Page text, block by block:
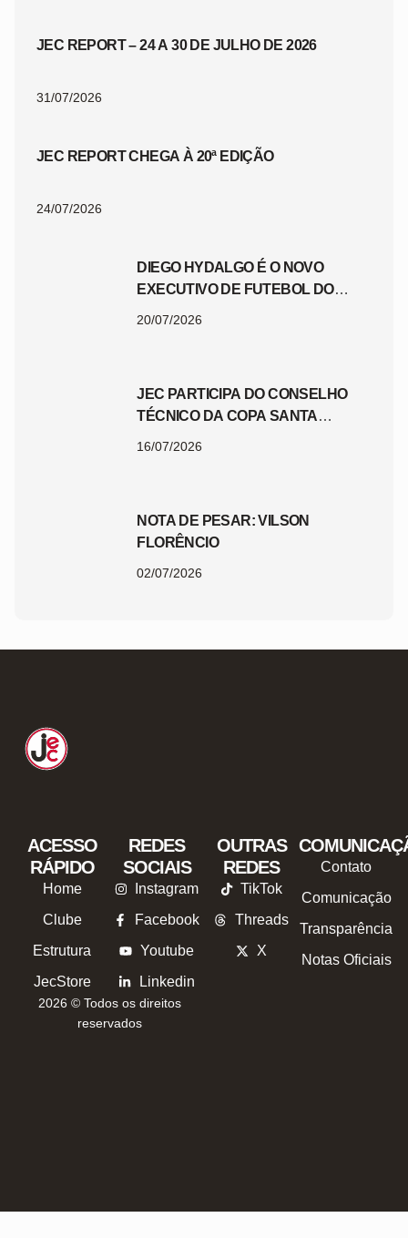
JEC REPORT – 24 A 30 DE JULHO DE 2026
31/07/2026
JEC REPORT CHEGA À 20ª EDIÇÃO
24/07/2026
DIEGO HYDALGO É O NOVO
EXECUTIVO DE FUTEBOL DO
20/07/2026
JEC PARTICIPA DO CONSELHO
TÉCNICO DA COPA SANTA
16/07/2026
NOTA DE PESAR: VILSON
FLORÊNCIO
02/07/2026
ACESSO
RÁPIDO
Home
Clube
Estrutura
JecStore
REDES
SOCIAIS
Instagram
Facebook
Youtube
Linkedin
OUTRAS
REDES
TikTok
Threads
X
Contato
Comunicação
Transparência
Notas Oficiais
2026 © Todos os direitos
reservados